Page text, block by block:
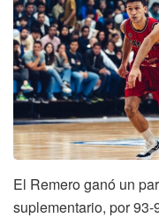
El Remero ganó un
suplementario, por